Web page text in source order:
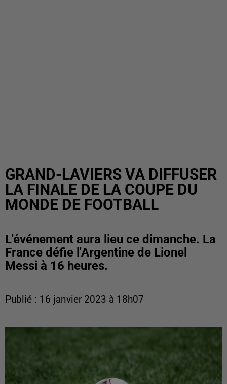
GRAND-LAVIERS VA DIFFUSER
LA FINALE DE LA COUPE DU
MONDE DE FOOTBALL
L'événement aura lieu ce dimanche. La
France défie l'Argentine de Lionel
Messi à 16 heures.
Publié : 16 janvier 2023 à 18h07